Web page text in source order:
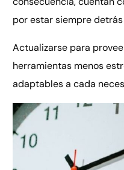
por estar siempre
Actualizarse para
herramientas menos
adaptables a cada